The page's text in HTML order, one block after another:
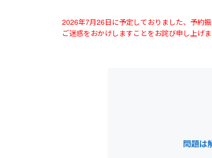
2026年7月26日に予定しておりました、予約
ご迷惑をおかけしますことをお詫び申し上げま
問題は